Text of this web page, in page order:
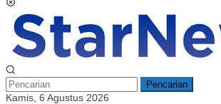
Pencarian
Kamis, 6 Agustus 2026